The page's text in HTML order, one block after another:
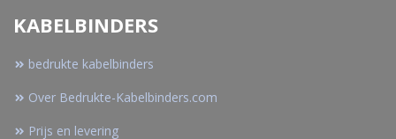
KABELBINDERS
bedrukte kabelbinders
Over Bedrukte-Kabelbinders.com
Prijs en levering